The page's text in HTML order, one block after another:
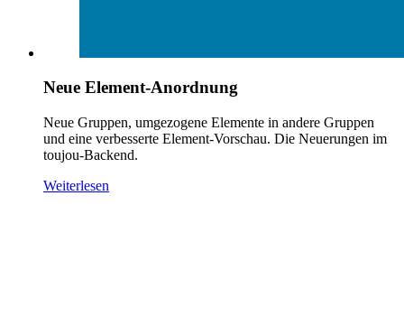
Neue Element-Anordnung
Neue Gruppen, umgezogene Elemente in andere Gruppen
und eine verbesserte Element-Vorschau. Die Neuerungen im
toujou-Backend.
Weiterlesen